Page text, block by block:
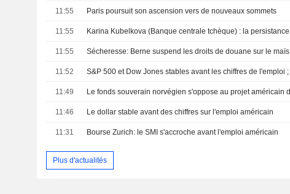
11:55 Paris poursuit son ascension vers de nouveaux sommets
11:55
11:55 Sécheresse: Berne suspend les droits de douane sur le maïs
11:52
11:49
11:46 Le dollar stable avant des chiffres sur l'emploi américain
11:31 Bourse Zurich: le SMI s'accroche avant l'emploi américain
Plus d'actualités